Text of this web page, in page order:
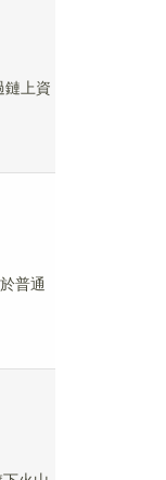
鏈上資
普通